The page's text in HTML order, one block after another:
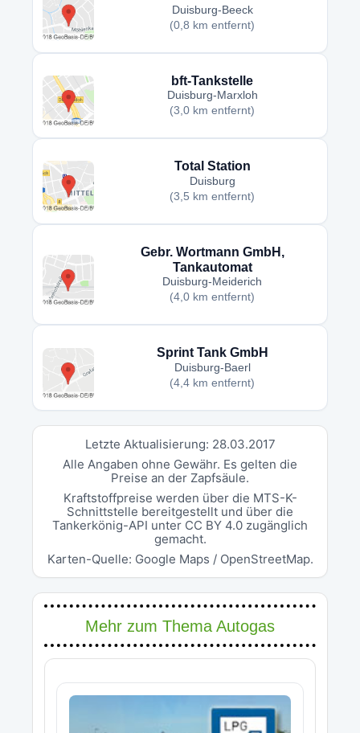
Duisburg-Beeck
(0,8 km entfernt)
bft-Tankstelle
Duisburg-Marxloh
(3,0 km entfernt)
Total Station
Duisburg
(3,5 km entfernt)
Gebr. Wortmann GmbH,
Tankautomat
Duisburg-Meiderich
(4,0 km entfernt)
Sprint Tank GmbH
Duisburg-Baerl
(4,4 km entfernt)
Letzte Aktualisierung: 28.03.2017
Alle Angaben ohne Gewähr. Es gelten die
Preise an der Zapfsäule.
Kraftstoffpreise werden über die MTS-K-
Schnittstelle bereitgestellt und über die
Tankerkönig-API unter CC BY 4.0 zugänglich
gemacht.
Karten-Quelle: Google Maps / OpenStreetMap.
Mehr zum Thema Autogas